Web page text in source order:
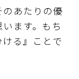
あたりの優
ます。もち
る』ことで